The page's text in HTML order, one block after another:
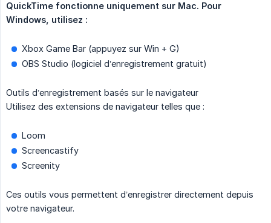
QuickTime fonctionne uniquement sur Mac. Pour
Windows, utilisez :
Xbox Game Bar (appuyez sur Win + G)
OBS Studio (logiciel d’enregistrement gratuit)
Outils d’enregistrement basés sur le navigateur
Utilisez des extensions de navigateur telles que :
Loom
Screencastify
Screenity
Ces outils vous permettent d’enregistrer directement depuis
votre navigateur.